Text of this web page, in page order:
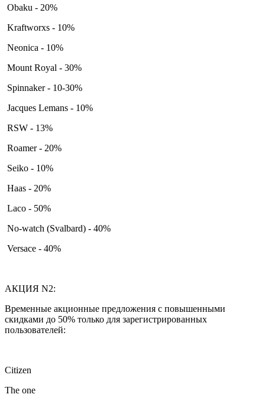
Obaku - 20%
Kraftworxs - 10%
Neonica - 10%
Mount Royal - 30%
Spinnaker - 10-30%
Jacques Lemans - 10%
RSW - 13%
Roamer - 20%
Seiko - 10%
Haas - 20%
Laco - 50%
No-watch (Svalbard) - 40%
Versace - 40%
АКЦИЯ N2:
Временные акционные предложения с повышенными
скидками до 50% только для зарегистрированных
пользователей:
Citizen
The one